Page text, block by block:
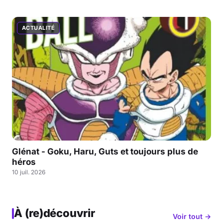
ACTUALITÉ
Glénat - Goku, Haru, Guts et toujours plus de
héros
10 juil. 2026
À (re)découvrir Voir tout →